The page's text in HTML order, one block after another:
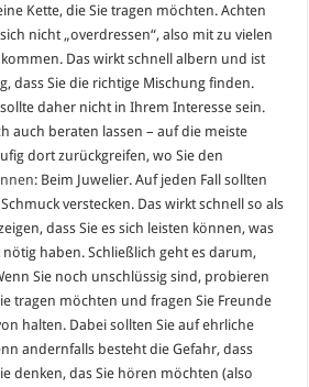
Kette, die Sie tragen möchten. Achten
nicht „overdressen“, also mit zu vielen
Das wirkt schnell albern und ist
dass Sie die richtige Mischung finden.
daher nicht in Ihrem Interesse sein.
auch beraten lassen – auf die meiste
dort zurückgreifen, wo Sie den
: Beim Juwelier. Auf jeden Fall sollten
verstecken. Das wirkt schnell so als
dass Sie es sich leisten können, was
haben. Schließlich geht es darum,
Sie noch unschlüssig sind, probieren
tragen möchten und fragen Sie Freunde
halten. Dabei sollten Sie auf ehrliche
andernfalls besteht die Gefahr, dass
denken, das Sie hören möchten (also